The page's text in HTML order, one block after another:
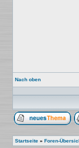
Nach oben
Startseite » Foren-